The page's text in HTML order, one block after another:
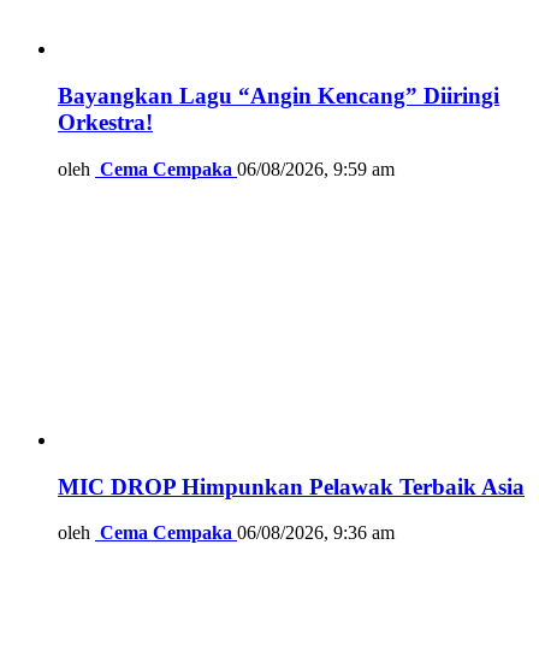
Bayangkan Lagu “Angin Kencang” Diiringi
Orkestra!
oleh Cema Cempaka 06/08/2026, 9:59 am
MIC DROP Himpunkan Pelawak Terbaik Asia
oleh Cema Cempaka 06/08/2026, 9:36 am